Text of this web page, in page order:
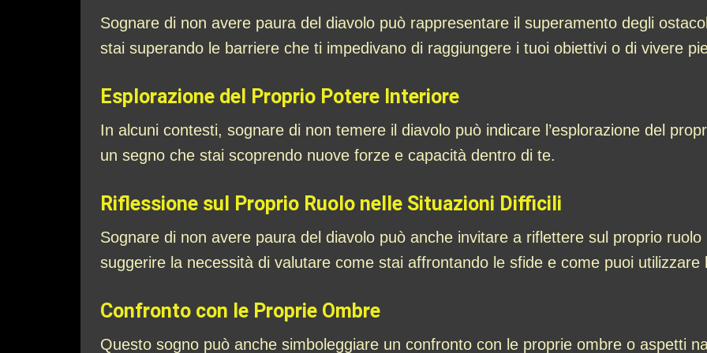
Sognare di non avere paura del diavolo può rappresentare il superamento degli
stai superando le barriere che ti impedivano di raggiungere i tuoi obiettivi o di vivere
Esplorazione del Proprio Potere Interiore
In alcuni contesti, sognare di non temere il diavolo può indicare l’esplorazione del
un segno che stai scoprendo nuove forze e capacità dentro di te.
Riflessione sul Proprio Ruolo nelle Situazioni Difficili
Sognare di non avere paura del diavolo può anche invitare a riflettere sul proprio
suggerire la necessità di valutare come stai affrontando le sfide e come puoi
Confronto con le Proprie Ombre
Questo sogno può anche simboleggiare un confronto con le proprie ombre o aspetti